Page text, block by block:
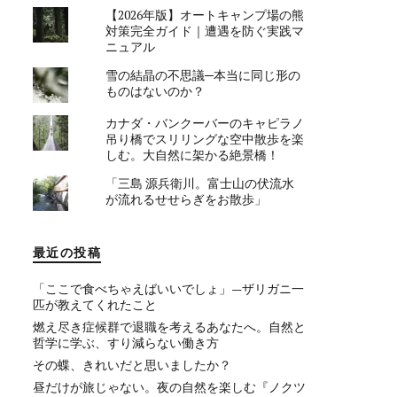
【2026年版】オートキャンプ場の熊
対策完全ガイド｜遭遇を防ぐ実践マ
ニュアル
雪の結晶の不思議─本当に同じ形の
ものはないのか？
カナダ・バンクーバーのキャピラノ
吊り橋でスリリングな空中散歩を楽
しむ。大自然に架かる絶景橋！
「三島 源兵衛川。富士山の伏流水
が流れるせせらぎをお散歩」
最近の投稿
「ここで食べちゃえばいいでしょ」—ザリガニ一
匹が教えてくれたこと
燃え尽き症候群で退職を考えるあなたへ。自然と
哲学に学ぶ、すり減らない働き方
その蝶、きれいだと思いましたか？
昼だけが旅じゃない。夜の自然を楽しむ『ノクツ